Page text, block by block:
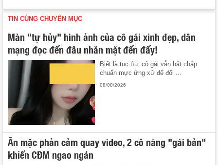
TIN CÙNG CHUYÊN MỤC
Màn "tự hủy" hình ảnh của cô gái xinh đẹp, dân
mạng đọc đến đâu nhăn mặt đến đấy!
Biết là tục tĩu, cô gái vẫn bất chấp
chuẩn mực ứng xử để đổi ...
08/08/2026
Ăn mặc phản cảm quay video, 2 cô nàng "gái bản"
khiến CĐM ngao ngán